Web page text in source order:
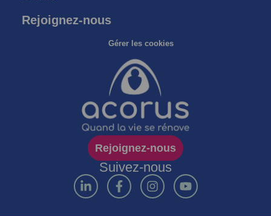
Rejoignez-nous
Gérer les cookies
Rejoignez-nous
Suivez-nous